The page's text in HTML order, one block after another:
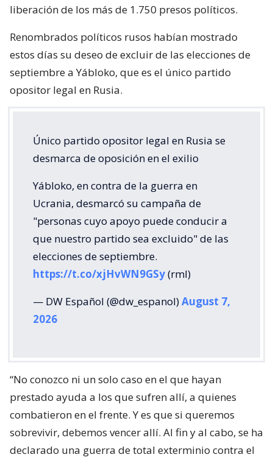
liberación de los más de 1.750 presos políticos.
Renombrados políticos rusos habían mostrado
estos días su deseo de excluir de las elecciones de
septiembre a Yábloko, que es el único partido
opositor legal en Rusia.
Único partido opositor legal en Rusia se
desmarca de oposición en el exilio
Yábloko, en contra de la guerra en
Ucrania, desmarcó su campaña de
"personas cuyo apoyo puede conducir a
que nuestro partido sea excluido" de las
elecciones de septiembre.
https://t.co/xjHvWN9GSy(rml)
— DW Español (@dw_espanol)August 7,
2026
“No conozco ni un solo caso en el que hayan
prestado ayuda a los que sufren allí, a quienes
combatieron en el frente. Y es que si queremos
sobrevivir, debemos vencer allí. Al fin y al cabo, se ha
declarado una guerra de total exterminio contra el